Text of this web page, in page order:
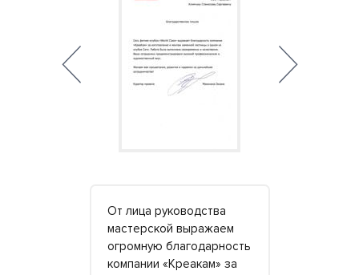
От лица руководства
мастерской выражаем
огромную благодарность
компании «Креакам» за